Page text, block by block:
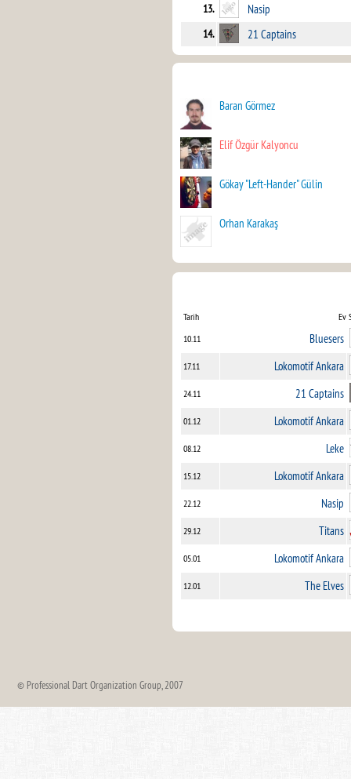
13. Nasip
14. 21 Captains
Baran Görmez
Elif Özgür Kalyoncu
Gökay "Left-Hander" Gülin
Orhan Karakaş
Tarih
Ev
10.11
Bluesers
17.11 Lokomotif Ankara
24.11 21 Captains
01.12 Lokomotif Ankara
08.12 Leke
15.12 Lokomotif Ankara
22.12 Nasip
29.12 Titans
05.01 Lokomotif Ankara
12.01 The Elves
© Professional Dart Organization Group, 2007